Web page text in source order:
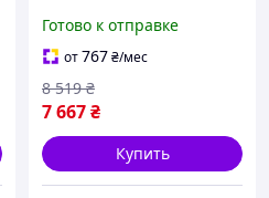
антипригарным
покрытием для газовых
индукционных
электрических плит
Черный
Готово к отправке
от767₴/мес
7 667₴
8 519 ₴
Купить